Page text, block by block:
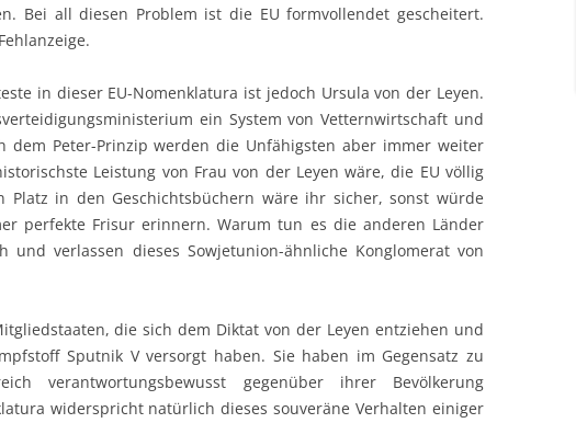
Bei all diesen Problem ist die EU formvollendet gescheitert.
in dieser EU-Nomenklatura ist jedoch Ursula von der Leyen.
ein System von Vetternwirtschaft und
dem Peter-Prinzip werden die Unfähigsten aber immer weiter
Leistung von Frau von der Leyen wäre, die EU völlig
Platz in den Geschichtsbüchern wäre ihr sicher, sonst würde
perfekte Frisur erinnern. Warum tun es die anderen Länder
und verlassen dieses Sowjetunion-ähnliche Konglomerat von
die sich dem Diktat von der Leyen entziehen und
Sputnik V versorgt haben. Sie haben im Gegensatz zu
verantwortungsbewusst gegenüber ihrer Bevölkerung
widerspricht natürlich dieses souveräne Verhalten einiger